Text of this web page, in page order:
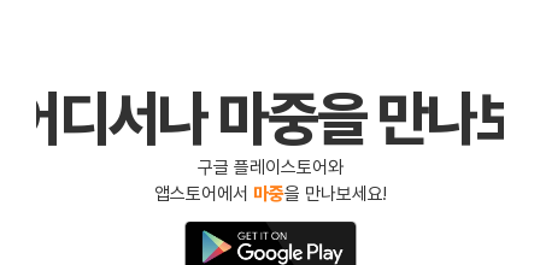
디서나 마중을 만나
구글 플레이스토어와
앱스토어에서 마중을 만나보세요!